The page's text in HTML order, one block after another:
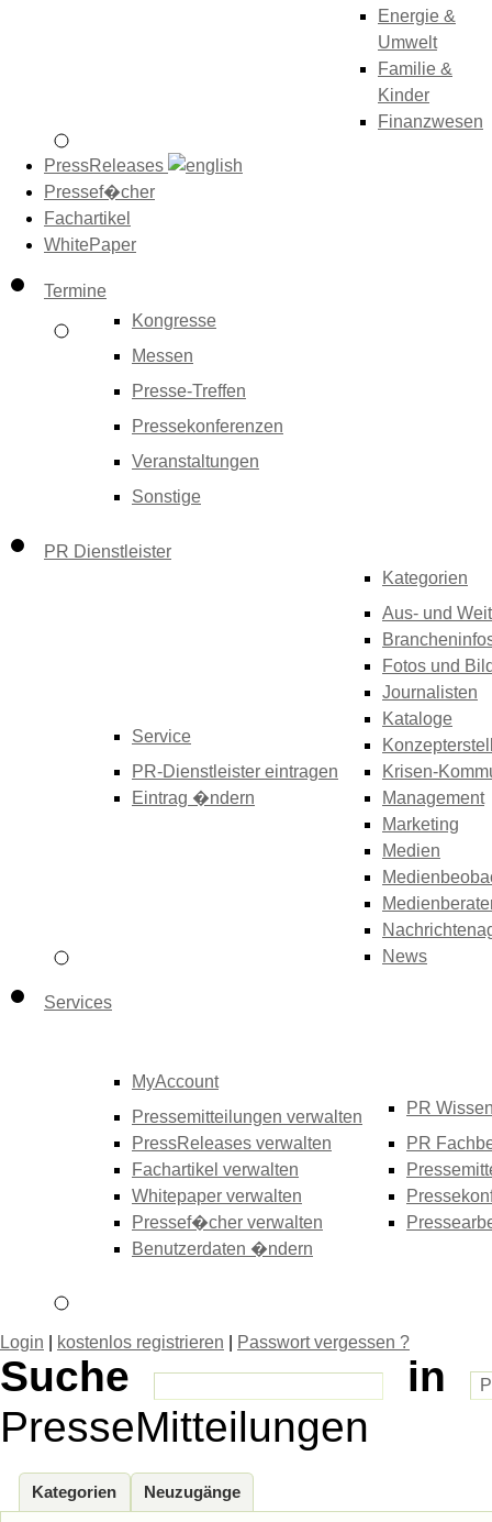
Energie &
Umwelt
Familie &
Kinder
Finanzwesen
PressReleases
Pressef�cher
Fachartikel
WhitePaper
Termine
Kongresse
Messen
Presse-Treffen
Pressekonferenzen
Veranstaltungen
Sonstige
PR Dienstleister
Service
PR-Dienstleister eintragen
Eintrag �ndern
Kategorien
Aus- und
Fotos und
Journalisten
Kataloge
Krisen-
Management
Marketing
Medien
News
Services
MyAccount
Pressemitteilungen verwalten
PressReleases verwalten
Fachartikel verwalten
Whitepaper verwalten
Pressef�cher verwalten
Benutzerdaten �ndern
PR
PR
Login kostenlos registrieren Passwort vergessen ?
Suche
in
PresseMitteilungen
Kategorien Neuzugänge